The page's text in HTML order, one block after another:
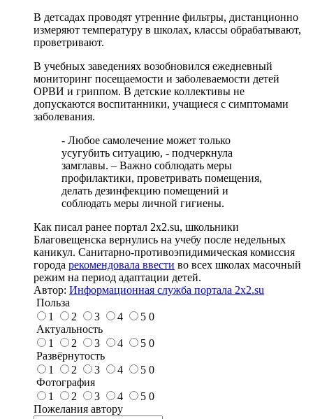
В детсадах проводят утренние фильтры, дистанционно
измеряют температуру в школах, классы обрабатывают,
проветривают.
В учебных заведениях возобновился ежедневный
мониторинг посещаемости и заболеваемости детей
ОРВИ и гриппом. В детские коллективы не
допускаются воспитанники, учащиеся с симптомами
заболевания.
- Любое самолечение может только
усугубить ситуацию, - подчеркнула
замглавы. – Важно соблюдать меры
профилактики, проветривать помещения,
делать дезинфекцию помещений и
соблюдать меры личной гигиены.
Как писал ранее портал 2х2.su, школьники
Благовещенска вернулись на учебу после недельных
каникул. Санитарно-противоэпидимическая комиссия
города рекомендовала ввести во всех школах масочный
режим на период адаптации детей.
Автор: Информационная служба портала 2x2.su
Польза
1
2 3 4 5 0
Актуальность
1
2 3 4 5 0
Развёрнутость
1
2 3 4 5 0
Фотография
1
2 3 4 5 0
Пожелания автору